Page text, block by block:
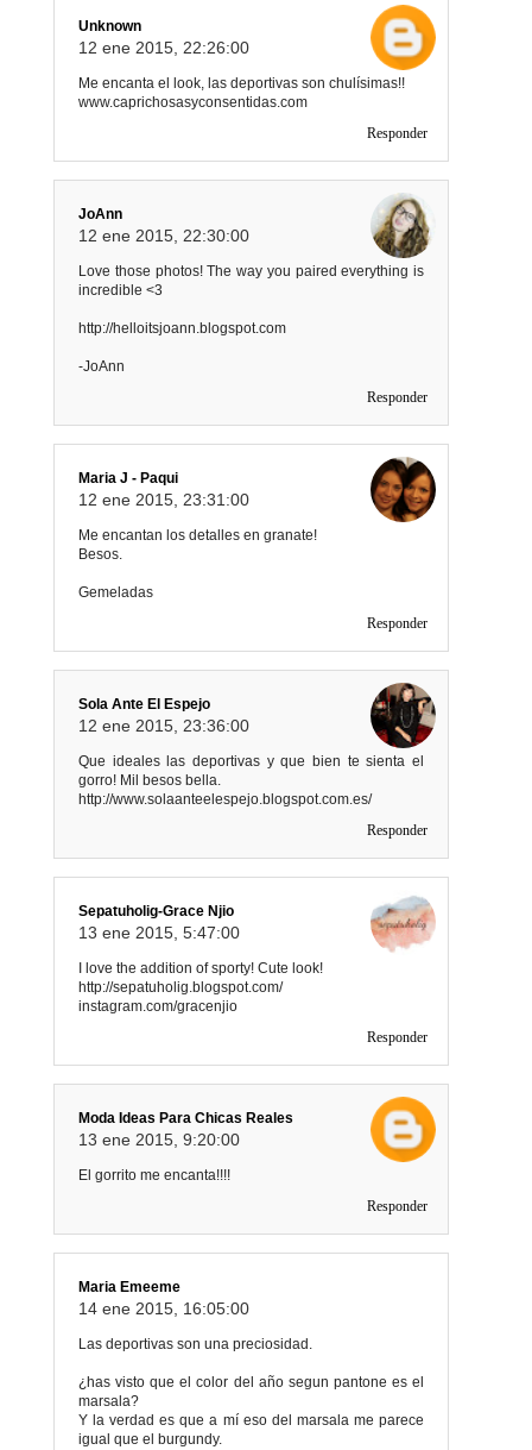
Unknown
12 ene 2015, 22:26:00
Me encanta el look, las deportivas son chulísimas!!
www.caprichosasyconsentidas.com
Responder
JoAnn
12 ene 2015, 22:30:00
Love those photos! The way you paired everything is
incredible <3
http://helloitsjoann.blogspot.com
-JoAnn
Responder
Maria J - Paqui
12 ene 2015, 23:31:00
Me encantan los detalles en granate!
Besos.
Gemeladas
Responder
Sola Ante El Espejo
12 ene 2015, 23:36:00
Que ideales las deportivas y que bien te sienta el
gorro! Mil besos bella.
http://www.solaanteelespejo.blogspot.com.es/
Responder
Sepatuholig-Grace Njio
13 ene 2015, 5:47:00
I love the addition of sporty! Cute look!
http://sepatuholig.blogspot.com/
instagram.com/gracenjio
Responder
Moda Ideas Para Chicas Reales
13 ene 2015, 9:20:00
El gorrito me encanta!!!!
Responder
Maria Emeeme
14 ene 2015, 16:05:00
Las deportivas son una preciosidad.
¿has visto que el color del año segun pantone es el
marsala?
Y la verdad es que a mí eso del marsala me parece
igual que el burgundy.